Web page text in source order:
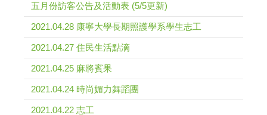
五月份訪客公告及活動表 (5/5更新)
2021.04.28 康寧大學長期照護學系學生志工
2021.04.27 住民生活點滴
2021.04.25 麻將賓果
2021.04.24 時尚媚力舞蹈團
2021.04.22 志工